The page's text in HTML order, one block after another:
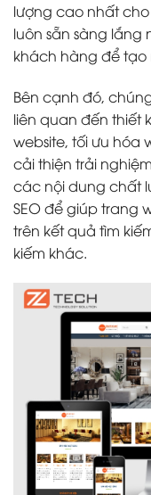
lượng cao nhất
luôn sẵn sàng
khách hàng để tạo
Bên cạnh đó,
liên quan đến thiết
website, tối ưu hóa
cải thiện trải
các nội dung chất
SEO để giúp trang
trên kết quả tìm
kiếm khác.